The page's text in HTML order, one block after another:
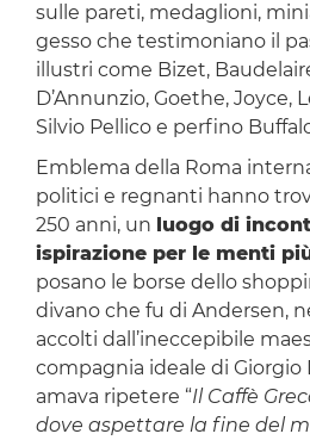
sulle pareti, medaglioni,
gesso che testimoniano il
illustri come Bizet,
D’Annunzio, Goethe, Joyce,
Silvio Pellico e perfino
Emblema della Roma
politici e regnanti hanno
250 anni, un luogo di
ispirazione per le menti
posano le borse dello
divano che fu di Andersen,
accolti dall’ineccepibile
compagnia ideale di Giorgio
amava ripetere “Il Caffè
dove aspettare la fine del